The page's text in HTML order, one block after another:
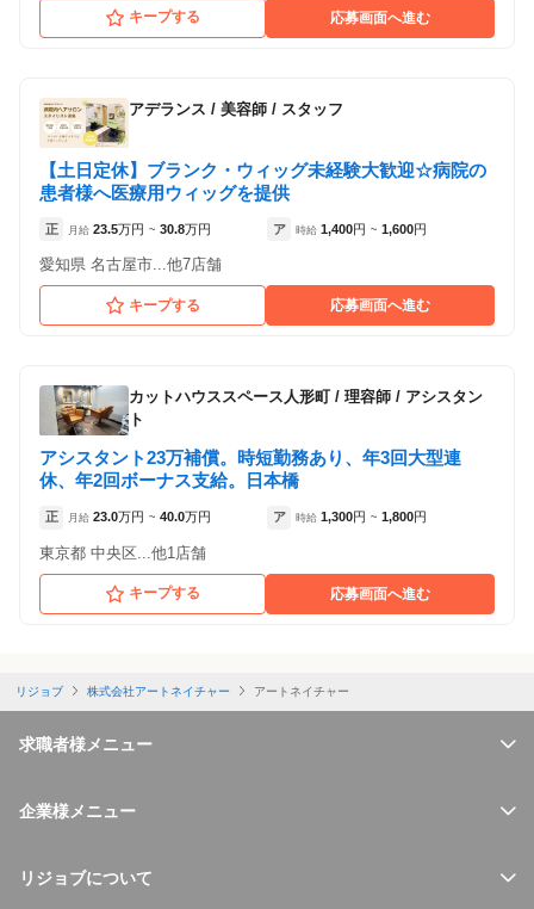
キープする 応募画面へ進む
アデランス / 美容師 / スタッフ
【土日定休】ブランク・ウィッグ未経験大歓迎☆病院の
患者様へ医療用ウィッグを提供
正 月給 23.5万円 ~ 30.8万円 ア 時給 1,400円 ~ 1,600円
愛知県 名古屋市...他7店舗
キープする 応募画面へ進む
カットハウススペース人形町 / 理容師 / アシスタン
ト
アシスタント23万補償。時短勤務あり、年3回大型連
休、年2回ボーナス支給。日本橋
正 月給 23.0万円 ~ 40.0万円 ア 時給 1,300円 ~ 1,800円
東京都 中央区...他1店舗
キープする 応募画面へ進む
リジョブ 株式会社アートネイチャー アートネイチャー
求職者様メニュー
企業様メニュー
リジョブについて